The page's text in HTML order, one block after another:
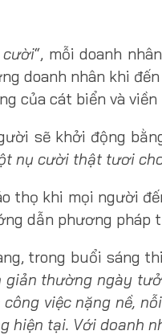
“, mỗi doanh
doanh nhân khi
của cát biển và
sẽ khởi động
nụ cười thật tươi
thọ khi mọi người
dẫn phương
trong buổi sáng
thường ngày
việc nặng nề,
hiện tại. Với doanh